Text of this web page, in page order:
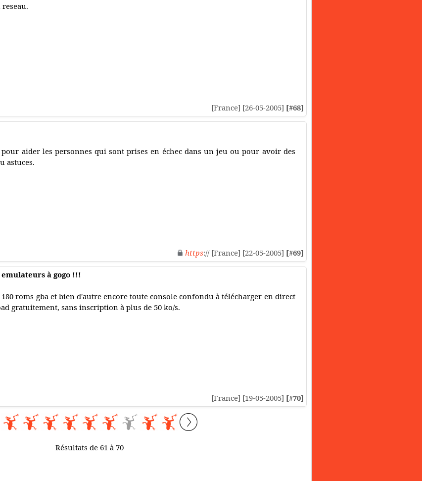
reseau.
[France] [26-05-2005] [#68]
aider les personnes qui sont prises en échec dans un jeu ou pour avoir des
astuces.
https:// [France] [22-05-2005] [#69]
à gogo !!!
180 roms gba et bien d'autre encore toute console confondu à télécharger en direct
gratuitement, sans inscription à plus de 50 ko/s.
[France] [19-05-2005] [#70]
Résultats de 61 à 70